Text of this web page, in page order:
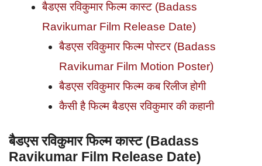
बैडएस रविकुमार फिल्म कास्ट (Badass
Ravikumar Film Release Date)
बैडएस रविकुमार फिल्म पोस्टर (Badass
Ravikumar Film Motion Poster)
बैडएस रविकुमार फिल्म कब रिलीज होगी
कैसी है फिल्म बैडएस रविकुमार की कहानी
बैडएस रविकुमार फिल्म कास्ट (Badass
Ravikumar Film Release Date)